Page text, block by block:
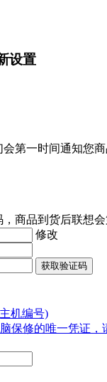
设置
第一时间通知您
商品到货后联想会
修改
获取验证码
机编号)
保修的唯一凭证，